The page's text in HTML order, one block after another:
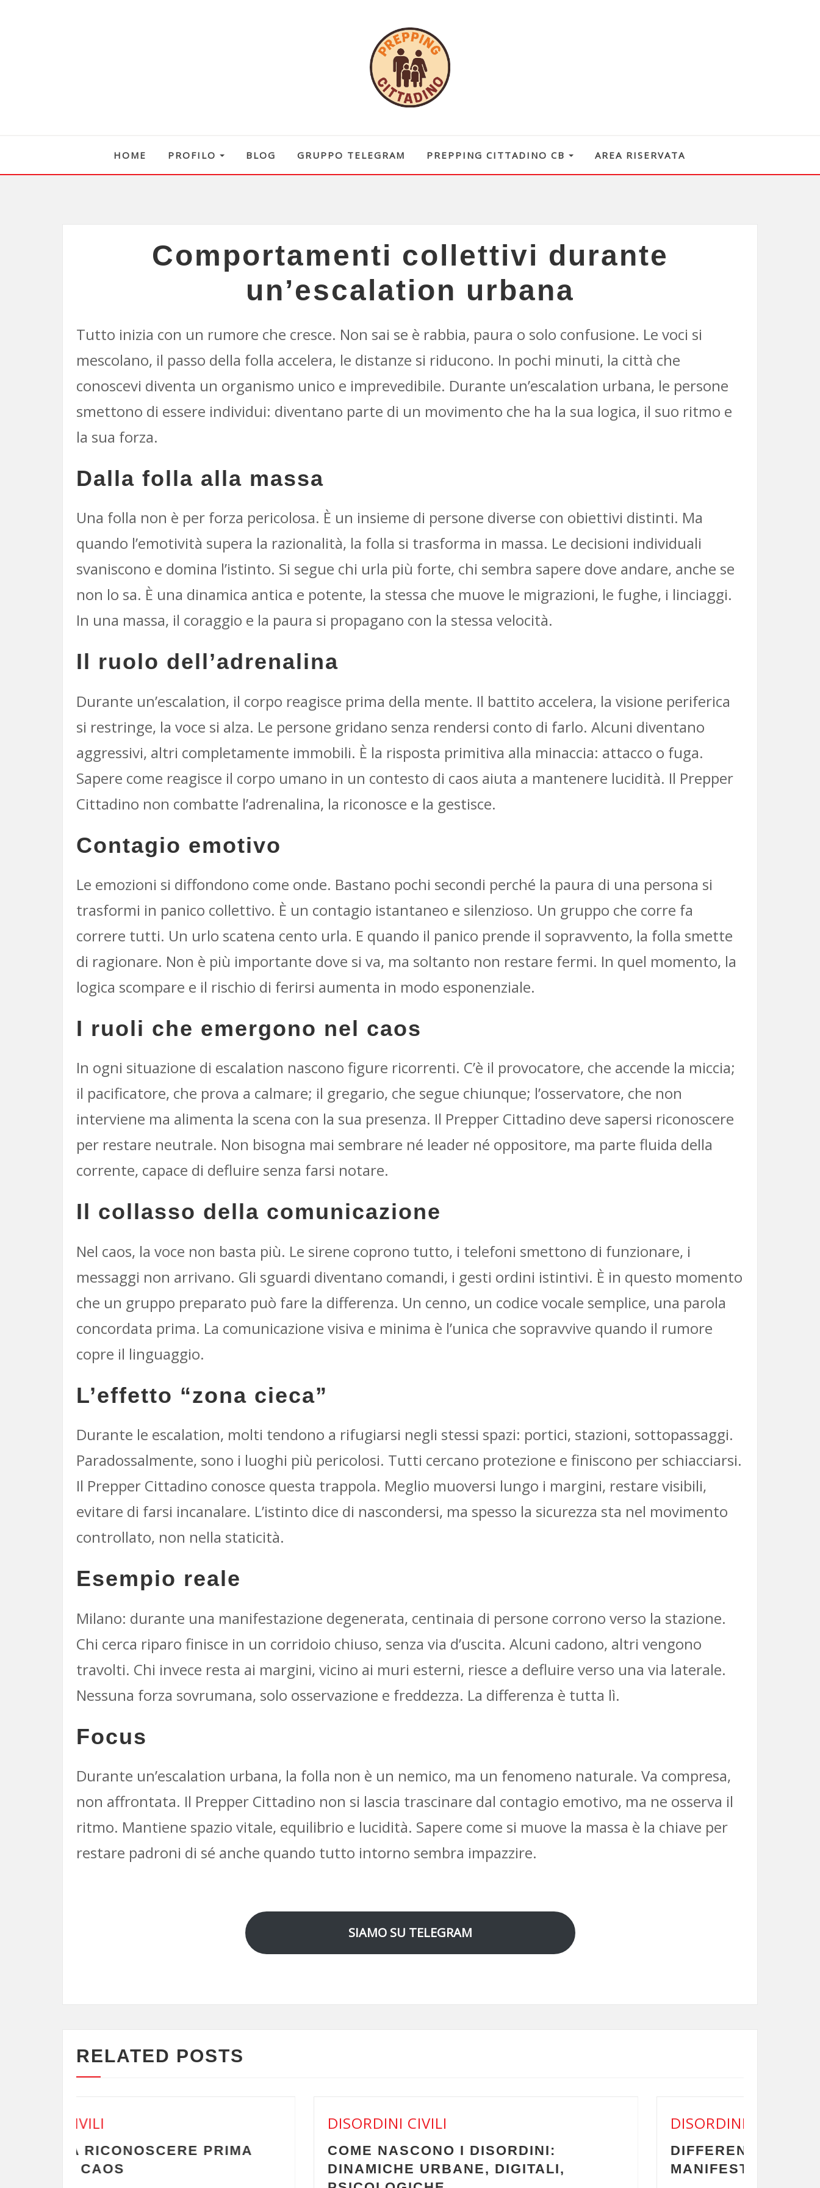
HOME PROFILO BLOG GRUPPO TELEGRAM PREPPING CITTADINO CB AREA RISERVATA
Comportamenti collettivi durante
un’escalation urbana
Tutto inizia con un rumore che cresce. Non sai se è rabbia, paura o solo confusione. Le voci si
mescolano, il passo della folla accelera, le distanze si riducono. In pochi minuti, la città che
conoscevi diventa un organismo unico e imprevedibile. Durante un’escalation urbana, le persone
smettono di essere individui: diventano parte di un movimento che ha la sua logica, il suo ritmo e
la sua forza.
Dalla folla alla massa
Una folla non è per forza pericolosa. È un insieme di persone diverse con obiettivi distinti. Ma
quando l’emotività supera la razionalità, la folla si trasforma in massa. Le decisioni individuali
svaniscono e domina l’istinto. Si segue chi urla più forte, chi sembra sapere dove andare, anche se
non lo sa. È una dinamica antica e potente, la stessa che muove le migrazioni, le fughe, i linciaggi.
In una massa, il coraggio e la paura si propagano con la stessa velocità.
Il ruolo dell’adrenalina
Durante un’escalation, il corpo reagisce prima della mente. Il battito accelera, la visione periferica
si restringe, la voce si alza. Le persone gridano senza rendersi conto di farlo. Alcuni diventano
aggressivi, altri completamente immobili. È la risposta primitiva alla minaccia: attacco o fuga.
Sapere come reagisce il corpo umano in un contesto di caos aiuta a mantenere lucidità. Il Prepper
Cittadino non combatte l’adrenalina, la riconosce e la gestisce.
Contagio emotivo
Le emozioni si diffondono come onde. Bastano pochi secondi perché la paura di una persona si
trasformi in panico collettivo. È un contagio istantaneo e silenzioso. Un gruppo che corre fa
correre tutti. Un urlo scatena cento urla. E quando il panico prende il sopravvento, la folla smette
di ragionare. Non è più importante dove si va, ma soltanto non restare fermi. In quel momento, la
logica scompare e il rischio di ferirsi aumenta in modo esponenziale.
I ruoli che emergono nel caos
In ogni situazione di escalation nascono figure ricorrenti. C’è il provocatore, che accende la miccia;
il pacificatore, che prova a calmare; il gregario, che segue chiunque; l’osservatore, che non
interviene ma alimenta la scena con la sua presenza. Il Prepper Cittadino deve sapersi riconoscere
per restare neutrale. Non bisogna mai sembrare né leader né oppositore, ma parte fluida della
corrente, capace di defluire senza farsi notare.
Il collasso della comunicazione
Nel caos, la voce non basta più. Le sirene coprono tutto, i telefoni smettono di funzionare, i
messaggi non arrivano. Gli sguardi diventano comandi, i gesti ordini istintivi. È in questo momento
che un gruppo preparato può fare la differenza. Un cenno, un codice vocale semplice, una parola
concordata prima. La comunicazione visiva e minima è l’unica che sopravvive quando il rumore
copre il linguaggio.
L’effetto “zona cieca”
Durante le escalation, molti tendono a rifugiarsi negli stessi spazi: portici, stazioni, sottopassaggi.
Paradossalmente, sono i luoghi più pericolosi. Tutti cercano protezione e finiscono per schiacciarsi.
Il Prepper Cittadino conosce questa trappola. Meglio muoversi lungo i margini, restare visibili,
evitare di farsi incanalare. L’istinto dice di nascondersi, ma spesso la sicurezza sta nel movimento
controllato, non nella staticità.
Esempio reale
Milano: durante una manifestazione degenerata, centinaia di persone corrono verso la stazione.
Chi cerca riparo finisce in un corridoio chiuso, senza via d’uscita. Alcuni cadono, altri vengono
travolti. Chi invece resta ai margini, vicino ai muri esterni, riesce a defluire verso una via laterale.
Nessuna forza sovrumana, solo osservazione e freddezza. La differenza è tutta lì.
Focus
Durante un’escalation urbana, la folla non è un nemico, ma un fenomeno naturale. Va compresa,
non affrontata. Il Prepper Cittadino non si lascia trascinare dal contagio emotivo, ma ne osserva il
ritmo. Mantiene spazio vitale, equilibrio e lucidità. Sapere come si muove la massa è la chiave per
restare padroni di sé anche quando tutto intorno sembra impazzire.
SIAMO SU TELEGRAM
RELATED POSTS
DISORDINI CIVILI
COME NASCONO I DISORDINI:
DINAMICHE URBANE, DIGITALI,
DISORDINI CIVILI
DIFFERENZA TRA PROTESTA,
MANIFESTAZIONE E DISORDINE CIVILE